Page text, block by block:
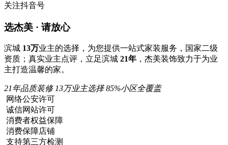
关注抖音号
选杰美 · 请放心
滨城 13万业主的选择，为您提供一站式家装服务，国家二级
资质；真实业主点评，立足滨城 21年 ，杰美装饰致力于为业
主打造温馨的家。
21年品质装修 13万业主选择 85%小区全覆盖
网络公安许可
诚信网站许可
消费者权益保障
消费保障店铺
支持第三方检测